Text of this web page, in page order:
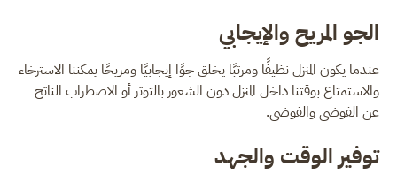
الجو المريح والإيجابي
عندما يكون المنزل نظيفًا ومرتبًا يخلق جوًا إيجابيًا ومريحًا يمكننا الاسترخاء
والاستمتاع بوقتنا داخل المنزل دون الشعور بالتوتر أو الاضطراب الناتج
عن الفوضى والفوضى.
توفير الوقت والجهد